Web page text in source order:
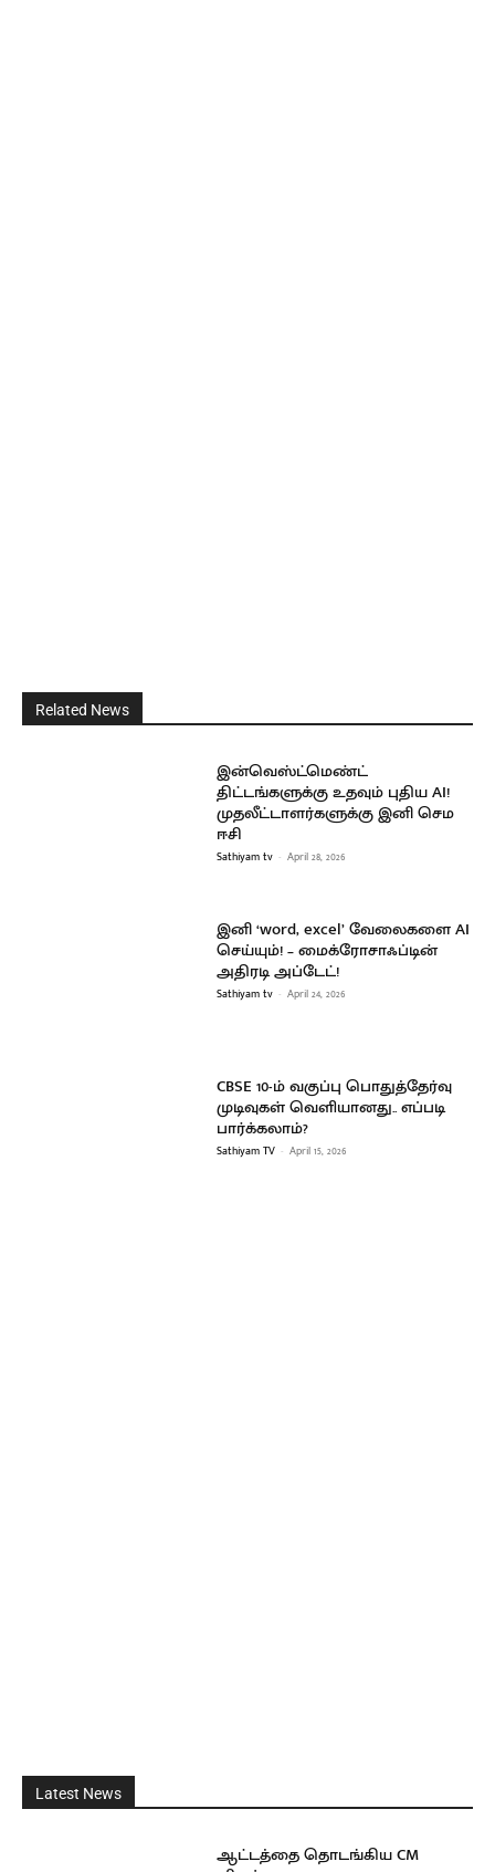
Related News
இன்வெஸ்ட்மெண்ட்
திட்டங்களுக்கு உதவும் புதிய AI!
முதலீட்டாளர்களுக்கு இனி செம
ஈசி
Sathiyam tv - April 28, 2026
இனி ‘word, excel’ வேலைகளை AI
செய்யும்! – மைக்ரோசாஃப்டின்
அதிரடி அப்டேட்!
Sathiyam tv - April 24, 2026
CBSE 10-ம் வகுப்பு பொதுத்தேர்வு
முடிவுகள் வெளியானது.. எப்படி
பார்க்கலாம்?
Sathiyam TV - April 15, 2026
Latest News
ஆட்டத்தை தொடங்கிய CM